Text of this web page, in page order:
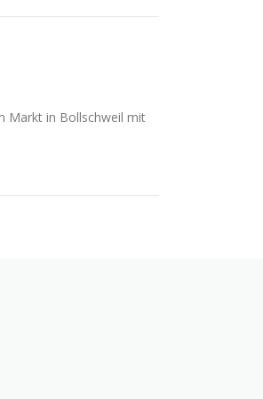
Markt in Bollschweil mit